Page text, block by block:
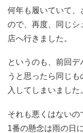
何年も履いていて、
ので、再度、同じシ
店へ行きました。
というのも、前回
うと思ったら同じ
入してしまいました
それも悪くはないの
1番の懸念は雨の